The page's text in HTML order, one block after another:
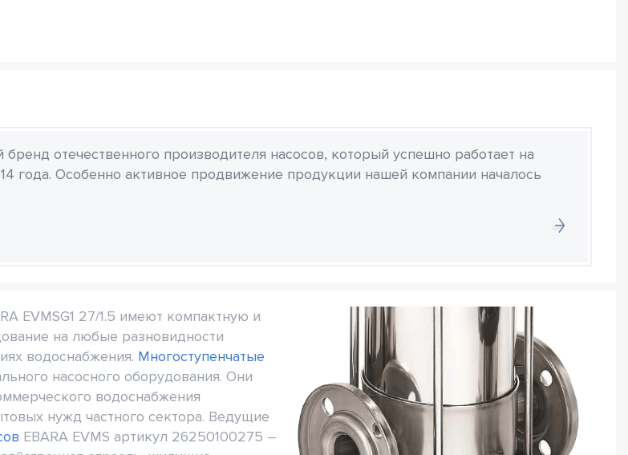
бренд отечественного производителя насосов, который успешно работает на
года. Особенно активное продвижение продукции нашей компании началось
EVMSG1 27/1.5 имеют компактную и
на любые разновидности
водоснабжения. Многоступенчатые
насосного оборудования. Они
водоснабжения
нужд частного сектора. Ведущие
EBARA EVMS артикул 26250100275 –